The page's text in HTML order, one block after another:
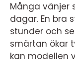
Många vänjer
dagar. En bra
stunder och
smärtan ökar
kan modellen